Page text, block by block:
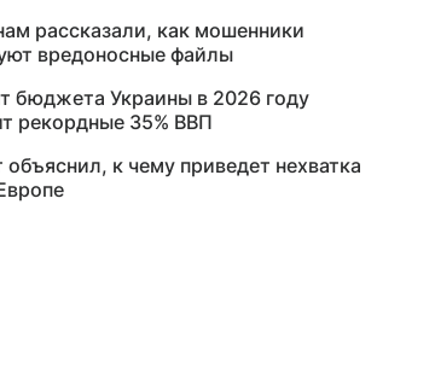
рассказали, как мошенники
вредоносные файлы
бюджета Украины в 2026 году
рекордные 35% ВВП
объяснил, к чему приведет нехватка